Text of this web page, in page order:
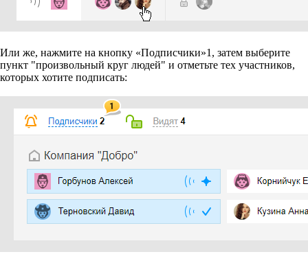
Или же, нажмите на кнопку «Подписчики»1 , затем выберите
пункт "произвольный круг людей" и отметьте тех участников,
которых хотите подписать: